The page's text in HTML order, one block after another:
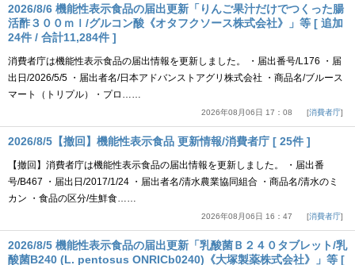
2026/8/6 機能性表示食品の届出更新「りんご果汁だけでつくった腸
活酢３００ｍｌ/グルコン酸《オタフクソース株式会社》」等 [ 追加
24件 / 合計11,284件 ]
消費者庁は機能性表示食品の届出情報を更新しました。 ・届出番号/L176 ・届
出日/2026/5/5 ・届出者名/日本アドバンストアグリ株式会社 ・商品名/ブルース
マート（トリプル）・プロ……
2026年08月06日 17：08 消費者庁
2026/8/5【撤回】機能性表示食品 更新情報/消費者庁 [ 25件 ]
【撤回】消費者庁は機能性表示食品の届出情報を更新しました。 ・届出番
号/B467 ・届出日/2017/1/24 ・届出者名/清水農業協同組合 ・商品名/清水のミ
カン ・食品の区分/生鮮食……
2026年08月06日 16：47 消費者庁
2026/8/5 機能性表示食品の届出更新「乳酸菌Ｂ２４０タブレット/乳
酸菌B240 (L. pentosus ONRICb0240)《大塚製薬株式会社》」等 [